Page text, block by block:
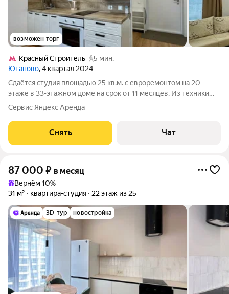
возможен торг
Кpacный Строитель
5 мин.
Ютаново, 4 квартал 2024
Сдаётся студия площадью 25 кв.м. с евроремонтом на 20
этаже в 33-этажном доме на срок от 11 месяцев. Из техники
есть: Духовой шкаф Стиральная машина Холодильник
Кондиционер Микроволновка Дом - монолитный. В подъезде 4
лифта грузопассажирских
Сервис Яндекс Аренда
Снять Чат
87 000 ₽ в месяц
Вернём 10%
31 м²
квартира-студия 22 этаж из 25
3D-тур новостройка